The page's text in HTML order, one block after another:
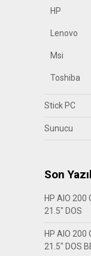
HP
Lenovo
Msi
Toshiba
Stick PC
Sunucu
Son
HP AIO 200
21.5″ DOS
HP AIO 200
21.5″ DOS